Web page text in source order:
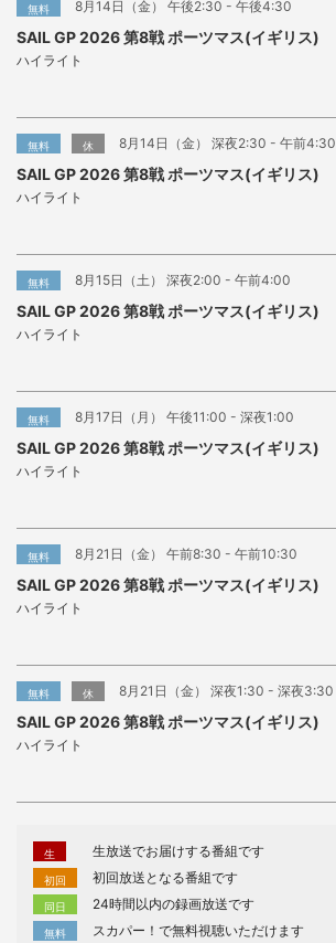
無料 8月14日（金） 午後2:30 - 午後4:30
SAIL GP 2026 第8戦 ポーツマス(イギリス)
ハイライト
無料 休 8月14日（金） 深夜2:30 - 午前4:30
SAIL GP 2026 第8戦 ポーツマス(イギリス)
ハイライト
無料 8月15日（土） 深夜2:00 - 午前4:00
SAIL GP 2026 第8戦 ポーツマス(イギリス)
ハイライト
無料 8月17日（月） 午後11:00 - 深夜1:00
SAIL GP 2026 第8戦 ポーツマス(イギリス)
ハイライト
無料 8月21日（金） 午前8:30 - 午前10:30
SAIL GP 2026 第8戦 ポーツマス(イギリス)
ハイライト
無料 休 8月21日（金） 深夜1:30 - 深夜3:30
SAIL GP 2026 第8戦 ポーツマス(イギリス)
ハイライト
生 生放送でお届けする番組です
初回 初回放送となる番組です
同日 24時間以内の録画放送です
無料 スカパー！で無料視聴いただけます